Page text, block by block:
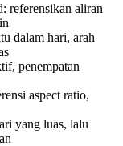
referensikan aliran
dalam hari, arah
penempatan
aspect ratio,
yang luas, lalu